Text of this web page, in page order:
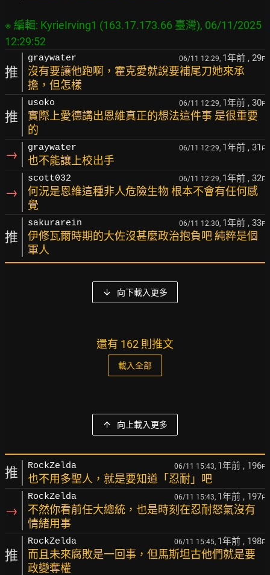
※ 編輯: KyrieIrving1 (163.17.173.66 臺灣), 06/11/2025
推
graywater 06/11 12:29, 1年前 , 29F
沒有要讓他跑啊，霍克愛就說要補尾刀她來承
擔，但怎樣
推
usoko 06/11 12:29, 1年前 , 30F
實際上愛德講出恩維真正的想法這件事 是很重要
的
→ graywater 06/11 12:29, 1年前 , 31 F
也不能讓上校出手
→
scott032 06/11 12:29, 1年前 , 32F
何況是恩維這種非人危險生物 根本不會有任何感
覺
推
sakurarein 06/11 12:30, 1年前 , 33F
伊修瓦爾時期的大佐沒甚麼政治抱負吧 純粹是個
軍人
向下載入更多
還有 162 則推文
載入全部
向上載入更多
推 RockZelda 06/11 15:43, 1年前 , 196F
也不用多聖人，就是要知道「忍耐」吧
→
RockZelda 06/11 15:43, 1年前 , 197F
不然你看前任大總統，也是時刻在忍耐怒氣沒有
情緒用事
推
RockZelda 06/11 15:45, 1年前 , 198F
而且未來腐敗是一回事，但馬斯坦古他們就是要
政變奪權